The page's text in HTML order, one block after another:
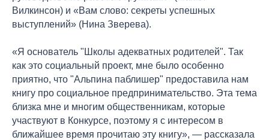
Вилкинсон) и «Вам слово: секреты успешных
выступлений» (Нина Зверева).
«Я основатель "Школы адекватных родителей". Так
как это социальный проект, мне было особенно
приятно, что "Альпина паблишер" предоставила нам
книгу про социальное предпринимательство. Эта тема
близка мне и многим общественникам, которые
участвуют в Конкурсе, поэтому я с интересом в
ближайшее время прочитаю эту книгу», — рассказала